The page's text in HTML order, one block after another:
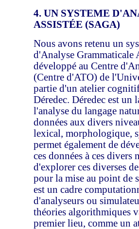
4. UN SYSTEME
ASSISTÉE (SAGA)
Nous avons retenu un
d'Analyse Grammaticale
développé au Centre
(Centre d'ATO) de
partie d'un atelier
Déredec. Déredec est un
l'analyse du langage
données aux divers
lexical, morphologique,
permet également de
ces données à ces
d'explorer ces diverses
pour la mise au point de
est un cadre
d'analyseurs ou
théories algorithmiques
premier lieu, comme un